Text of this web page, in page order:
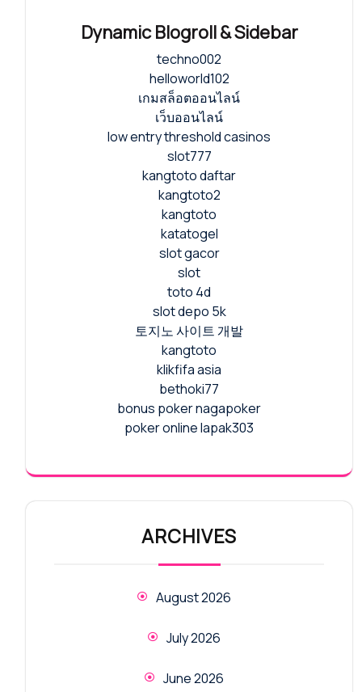
Dynamic Blogroll & Sidebar
techno002
helloworld102
เกมสล็อตออนไลน์
เว็บออนไลน์
low entry threshold casinos
slot777
kangtoto daftar
kangtoto2
kangtoto
katatogel
slot gacor
slot
toto 4d
slot depo 5k
토지노 사이트 개발
kangtoto
klikfifa asia
bethoki77
bonus poker nagapoker
poker online lapak303
ARCHIVES
August 2026
July 2026
June 2026